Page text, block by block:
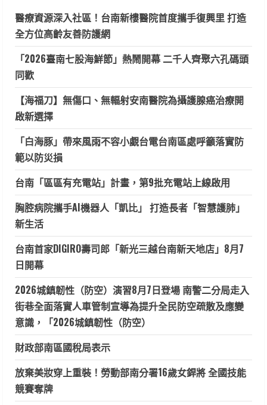
醫療資源深入社區！台南新樓醫院首度攜手復興里 打造
全方位高齡友善防護網
「2026臺南七股海鮮節」熱鬧開幕 二千人齊聚六孔碼頭
同歡
【海福刀】無傷口、無輻射安南醫院為攝護腺癌治療開
啟新選擇
「白海豚」帶來風雨不容小覷台電台南區處呼籲落實防
範以防災損
台南「區區有充電站」計畫，第9批充電站上線啟用
胸腔病院攜手AI機器人「凱比」 打造長者「智慧護肺」
新生活
台南首家DIGIRO壽司郎「新光三越台南新天地店」8月7
日開幕
2026城鎮韌性（防空）演習8月7日登場 南警二分局走入
街巷全面落實人車管制宣導為提升全民防空疏散及應變
意識，「2026城鎮韌性（防空）
財政部南區國稅局表示
放棄美妝穿上重裝！勞動部南分署16歲女銲將 全國技能
競賽奪牌